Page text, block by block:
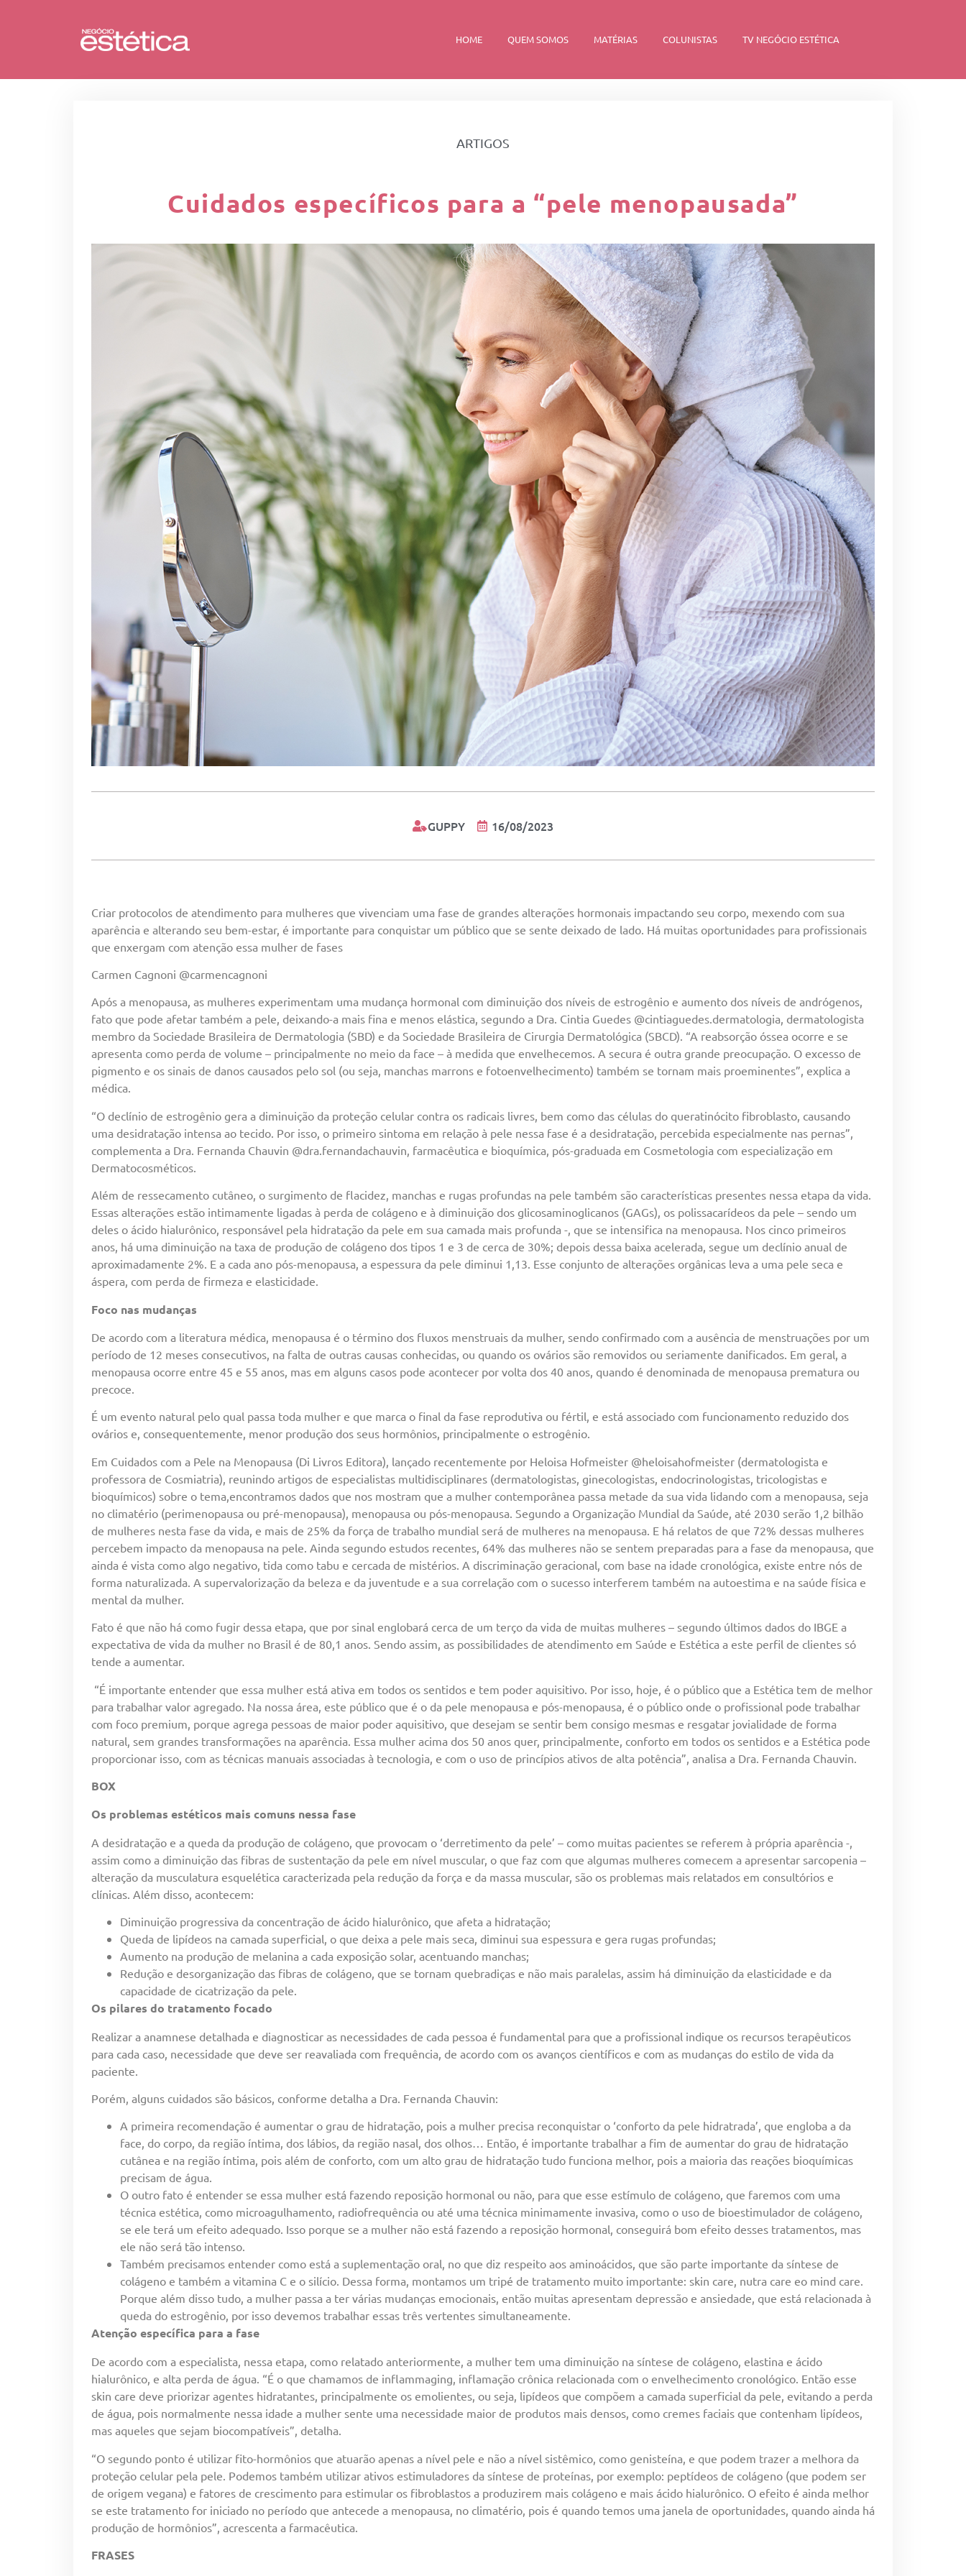
HOME QUEM SOMOS MATÉRIAS COLUNISTAS TV NEGÓCIO ESTÉTICA
ARTIGOS
Cuidados específicos para a “pele menopausada”
GUPPY 16/08/2023
Criar protocolos de atendimento para mulheres que vivenciam uma fase de grandes alterações hormonais impactando seu corpo, mexendo com sua
aparência e alterando seu bem-estar, é importante para conquistar um público que se sente deixado de lado. Há muitas oportunidades para profissionais
que enxergam com atenção essa mulher de fases
Carmen Cagnoni @carmencagnoni
Após a menopausa, as mulheres experimentam uma mudança hormonal com diminuição dos níveis de estrogênio e aumento dos níveis de andrógenos,
fato que pode afetar também a pele, deixando-a mais fina e menos elástica, segundo a Dra. Cintia Guedes @cintiaguedes.dermatologia, dermatologista
membro da Sociedade Brasileira de Dermatologia (SBD) e da Sociedade Brasileira de Cirurgia Dermatológica (SBCD). “A reabsorção óssea ocorre e se
apresenta como perda de volume – principalmente no meio da face – à medida que envelhecemos. A secura é outra grande preocupação. O excesso de
pigmento e os sinais de danos causados pelo sol (ou seja, manchas marrons e fotoenvelhecimento) também se tornam mais proeminentes”, explica a
médica.
“O declínio de estrogênio gera a diminuição da proteção celular contra os radicais livres, bem como das células do queratinócito fibroblasto, causando
uma desidratação intensa ao tecido. Por isso, o primeiro sintoma em relação à pele nessa fase é a desidratação, percebida especialmente nas pernas”,
complementa a Dra. Fernanda Chauvin @dra.fernandachauvin, farmacêutica e bioquímica, pós-graduada em Cosmetologia com especialização em
Dermatocosméticos.
Além de ressecamento cutâneo, o surgimento de flacidez, manchas e rugas profundas na pele também são características presentes nessa etapa da vida.
Essas alterações estão intimamente ligadas à perda de colágeno e à diminuição dos glicosaminoglicanos (GAGs), os polissacarídeos da pele – sendo um
deles o ácido hialurônico, responsável pela hidratação da pele em sua camada mais profunda -, que se intensifica na menopausa. Nos cinco primeiros
anos, há uma diminuição na taxa de produção de colágeno dos tipos 1 e 3 de cerca de 30%; depois dessa baixa acelerada, segue um declínio anual de
aproximadamente 2%. E a cada ano pós-menopausa, a espessura da pele diminui 1,13. Esse conjunto de alterações orgânicas leva a uma pele seca e
áspera, com perda de firmeza e elasticidade.
Foco nas mudanças
De acordo com a literatura médica, menopausa é o término dos fluxos menstruais da mulher, sendo confirmado com a ausência de menstruações por um
período de 12 meses consecutivos, na falta de outras causas conhecidas, ou quando os ovários são removidos ou seriamente danificados. Em geral, a
menopausa ocorre entre 45 e 55 anos, mas em alguns casos pode acontecer por volta dos 40 anos, quando é denominada de menopausa prematura ou
precoce.
É um evento natural pelo qual passa toda mulher e que marca o final da fase reprodutiva ou fértil, e está associado com funcionamento reduzido dos
ovários e, consequentemente, menor produção dos seus hormônios, principalmente o estrogênio.
Em Cuidados com a Pele na Menopausa (Di Livros Editora), lançado recentemente por Heloisa Hofmeister @heloisahofmeister (dermatologista e
professora de Cosmiatria), reunindo artigos de especialistas multidisciplinares (dermatologistas, ginecologistas, endocrinologistas, tricologistas e
bioquímicos) sobre o tema,encontramos dados que nos mostram que a mulher contemporânea passa metade da sua vida lidando com a menopausa, seja
no climatério (perimenopausa ou pré-menopausa), menopausa ou pós-menopausa. Segundo a Organização Mundial da Saúde, até 2030 serão 1,2 bilhão
de mulheres nesta fase da vida, e mais de 25% da força de trabalho mundial será de mulheres na menopausa. E há relatos de que 72% dessas mulheres
percebem impacto da menopausa na pele. Ainda segundo estudos recentes, 64% das mulheres não se sentem preparadas para a fase da menopausa, que
ainda é vista como algo negativo, tida como tabu e cercada de mistérios. A discriminação geracional, com base na idade cronológica, existe entre nós de
forma naturalizada. A supervalorização da beleza e da juventude e a sua correlação com o sucesso interferem também na autoestima e na saúde física e
mental da mulher.
Fato é que não há como fugir dessa etapa, que por sinal englobará cerca de um terço da vida de muitas mulheres – segundo últimos dados do IBGE a
expectativa de vida da mulher no Brasil é de 80,1 anos. Sendo assim, as possibilidades de atendimento em Saúde e Estética a este perfil de clientes só
tende a aumentar.
“É importante entender que essa mulher está ativa em todos os sentidos e tem poder aquisitivo. Por isso, hoje, é o público que a Estética tem de melhor
para trabalhar valor agregado. Na nossa área, este público que é o da pele menopausa e pós-menopausa, é o público onde o profissional pode trabalhar
com foco premium, porque agrega pessoas de maior poder aquisitivo, que desejam se sentir bem consigo mesmas e resgatar jovialidade de forma
natural, sem grandes transformações na aparência. Essa mulher acima dos 50 anos quer, principalmente, conforto em todos os sentidos e a Estética pode
proporcionar isso, com as técnicas manuais associadas à tecnologia, e com o uso de princípios ativos de alta potência”, analisa a Dra. Fernanda Chauvin.
BOX
Os problemas estéticos mais comuns nessa fase
A desidratação e a queda da produção de colágeno, que provocam o ‘derretimento da pele’ – como muitas pacientes se referem à própria aparência -,
assim como a diminuição das fibras de sustentação da pele em nível muscular, o que faz com que algumas mulheres comecem a apresentar sarcopenia –
alteração da musculatura esquelética caracterizada pela redução da força e da massa muscular, são os problemas mais relatados em consultórios e
clínicas. Além disso, acontecem:
Diminuição progressiva da concentração de ácido hialurônico, que afeta a hidratação;
Queda de lipídeos na camada superficial, o que deixa a pele mais seca, diminui sua espessura e gera rugas profundas;
Aumento na produção de melanina a cada exposição solar, acentuando manchas;
Redução e desorganização das fibras de colágeno, que se tornam quebradiças e não mais paralelas, assim há diminuição da elasticidade e da
capacidade de cicatrização da pele.
Os pilares do tratamento focado
Realizar a anamnese detalhada e diagnosticar as necessidades de cada pessoa é fundamental para que a profissional indique os recursos terapêuticos
para cada caso, necessidade que deve ser reavaliada com frequência, de acordo com os avanços científicos e com as mudanças do estilo de vida da
paciente.
Porém, alguns cuidados são básicos, conforme detalha a Dra. Fernanda Chauvin:
A primeira recomendação é aumentar o grau de hidratação, pois a mulher precisa reconquistar o ‘conforto da pele hidratrada’, que engloba a da
face, do corpo, da região íntima, dos lábios, da região nasal, dos olhos… Então, é importante trabalhar a fim de aumentar do grau de hidratação
cutânea e na região íntima, pois além de conforto, com um alto grau de hidratação tudo funciona melhor, pois a maioria das reações bioquímicas
precisam de água.
O outro fato é entender se essa mulher está fazendo reposição hormonal ou não, para que esse estímulo de colágeno, que faremos com uma
técnica estética, como microagulhamento, radiofrequência ou até uma técnica minimamente invasiva, como o uso de bioestimulador de colágeno,
se ele terá um efeito adequado. Isso porque se a mulher não está fazendo a reposição hormonal, conseguirá bom efeito desses tratamentos, mas
ele não será tão intenso.
Também precisamos entender como está a suplementação oral, no que diz respeito aos aminoácidos, que são parte importante da síntese de
colágeno e também a vitamina C e o silício. Dessa forma, montamos um tripé de tratamento muito importante: skin care, nutra care eo mind care.
Porque além disso tudo, a mulher passa a ter várias mudanças emocionais, então muitas apresentam depressão e ansiedade, que está relacionada à
queda do estrogênio, por isso devemos trabalhar essas três vertentes simultaneamente.
Atenção específica para a fase
De acordo com a especialista, nessa etapa, como relatado anteriormente, a mulher tem uma diminuição na síntese de colágeno, elastina e ácido
hialurônico, e alta perda de água. “É o que chamamos de inflammaging, inflamação crônica relacionada com o envelhecimento cronológico. Então esse
skin care deve priorizar agentes hidratantes, principalmente os emolientes, ou seja, lipídeos que compõem a camada superficial da pele, evitando a perda
de água, pois normalmente nessa idade a mulher sente uma necessidade maior de produtos mais densos, como cremes faciais que contenham lipídeos,
mas aqueles que sejam biocompatíveis”, detalha.
“O segundo ponto é utilizar fito-hormônios que atuarão apenas a nível pele e não a nível sistêmico, como genisteína, e que podem trazer a melhora da
proteção celular pela pele. Podemos também utilizar ativos estimuladores da síntese de proteínas, por exemplo: peptídeos de colágeno (que podem ser
de origem vegana) e fatores de crescimento para estimular os fibroblastos a produzirem mais colágeno e mais ácido hialurônico. O efeito é ainda melhor
se este tratamento for iniciado no período que antecede a menopausa, no climatério, pois é quando temos uma janela de oportunidades, quando ainda há
produção de hormônios”, acrescenta a farmacêutica.
FRASES